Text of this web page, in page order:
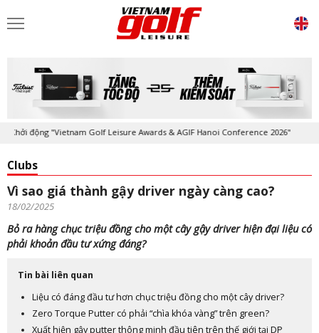
động "Vietnam Golf Leisure Awards & AGIF Hanoi Conference 2026"
Clubs
Vì sao giá thành gậy driver ngày càng cao?
18/02/2025
Bỏ ra hàng chục triệu đồng cho một cây gậy driver hiện đại liệu có
phải khoản đầu tư xứng đáng?
Tin bài liên quan
Liệu có đáng đầu tư hơn chục triệu đồng cho một cây driver?
Zero Torque Putter có phải “chìa khóa vàng” trên green?
Xuất hiện gậy putter thông minh đầu tiên trên thế giới tại DP